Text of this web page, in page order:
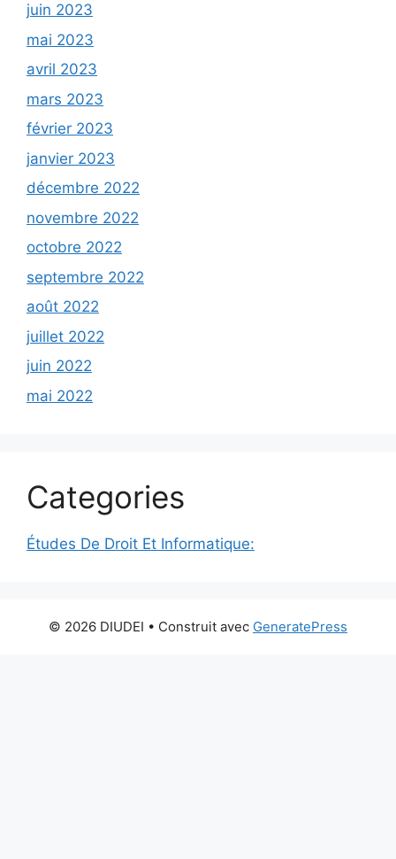
juin 2023
mai 2023
avril 2023
mars 2023
février 2023
janvier 2023
décembre 2022
novembre 2022
octobre 2022
septembre 2022
août 2022
juillet 2022
juin 2022
mai 2022
Categories
Études De Droit Et Informatique:
© 2026 DIUDEI • Construit avec GeneratePress